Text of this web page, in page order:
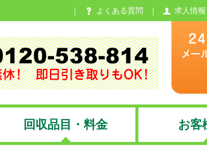
よくある質問 求人情報
回収品目・料金 お客